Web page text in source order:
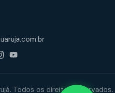
Todos os direitos reservados.